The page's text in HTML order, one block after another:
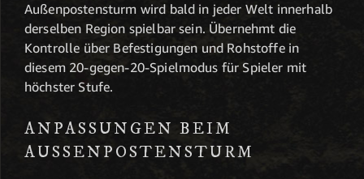
Außenpostensturm wird bald in jeder Welt innerhalb
derselben Region spielbar sein. Übernehmt die
Kontrolle über Befestigungen und Rohstoffe in
diesem 20-gegen-20-Spielmodus für Spieler mit
höchster Stufe.
ANPASSUNGEN BEIM
AUSSENPOSTENSTURM